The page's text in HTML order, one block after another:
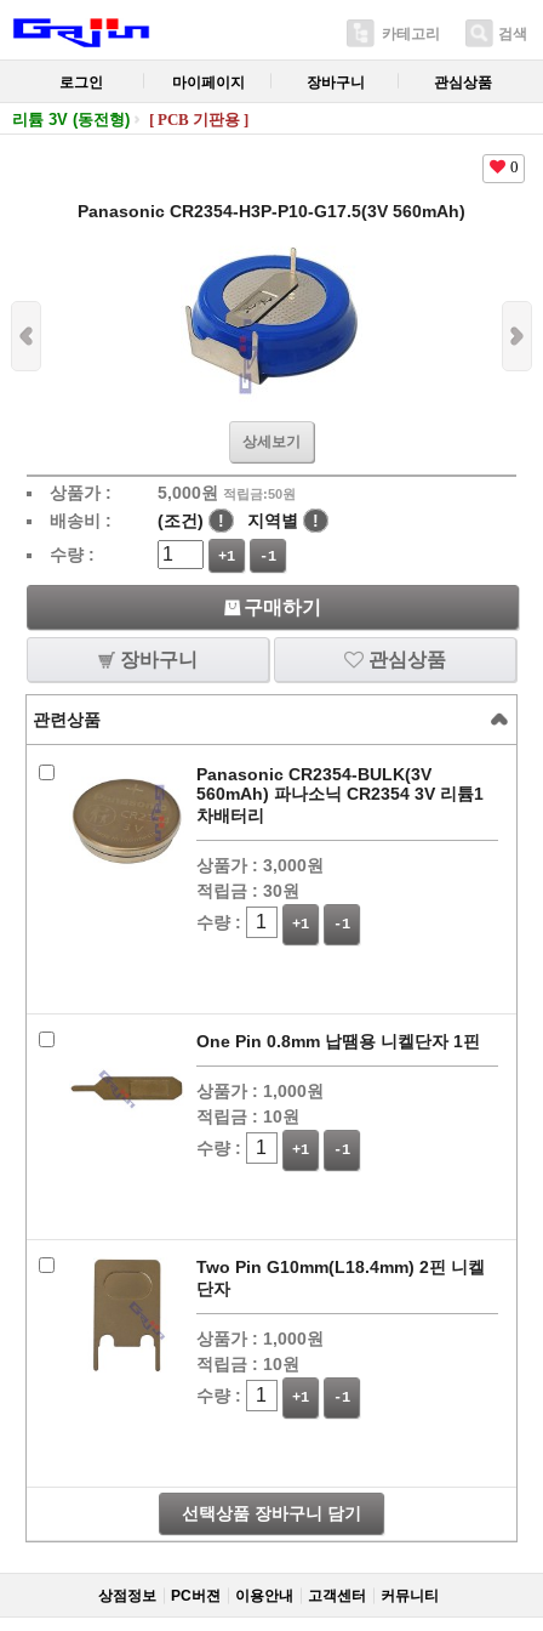
카테고리 검색
로그인 마이페이지 장바구니 관심상품
리튬 3V (동전형) [ PCB 기판용 ]
0
Panasonic CR2354-H3P-P10-G17.5(3V 560mAh)
상세보기
상품가 : 5,000원 적립금:50원
배송비 : (조건) ! 지역별
!
수량 :
+1 -1
구매하기
장바구니 관심상품
관련상품
Panasonic CR2354-BULK(3V
560mAh) 파나소닉 CR2354 3V 리튬1
차배터리
상품가 : 3,000원
적립금 : 30원
수량 :
+1 -1
One Pin 0.8mm 납땜용 니켈단자 1핀
상품가 : 1,000원
적립금 : 10원
수량 :
+1 -1
Two Pin G10mm(L18.4mm) 2핀 니켈
단자
상품가 : 1,000원
적립금 : 10원
수량 :
+1 -1
선택상품 장바구니 담기
상점정보 PC버젼 이용안내 고객센터 커뮤니티